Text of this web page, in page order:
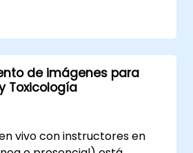
el reconocimiento facial.
para utilizar
y marcos de trabajo de IA
crear modelos de
facial.
práctica en la
reconocimiento facial.
de imágenes para
Toxicología
vivo con instructores en